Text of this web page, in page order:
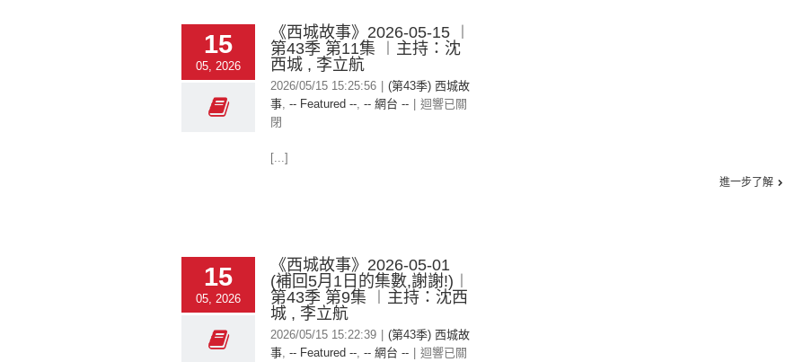
15
05, 2026
《西城故事》2026-05-15 ︱
第43季 第11集 ︱主持：沈
西城 , 李立航
2026/05/15 15:25:56
(第43季) 西城故
事, -- Featured --, -- 網台 --
迴響已關
閉
[...]
進一步了解
15
05, 2026
《西城故事》2026-05-01
(補回5月1日的集數,謝謝!)︱
第43季 第9集 ︱主持：沈西
城 , 李立航
2026/05/15 15:22:39
(第43季) 西城故
事, -- Featured --, -- 網台 --
迴響已關